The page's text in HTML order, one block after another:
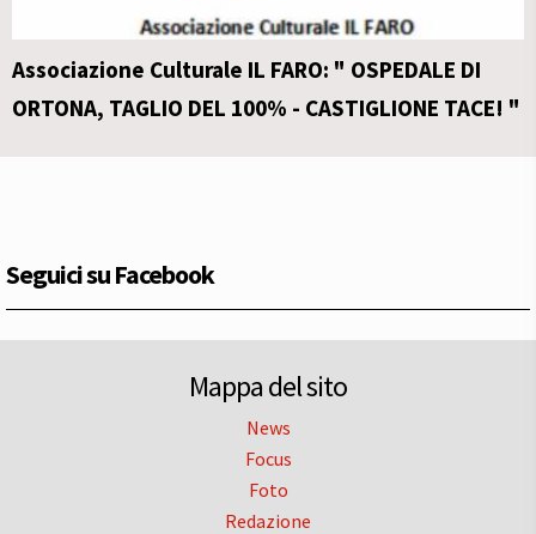
Associazione Culturale IL FARO: " OSPEDALE DI
ORTONA, TAGLIO DEL 100% - CASTIGLIONE TACE! "
Seguici su Facebook
Mappa del sito
News
Focus
Foto
Redazione